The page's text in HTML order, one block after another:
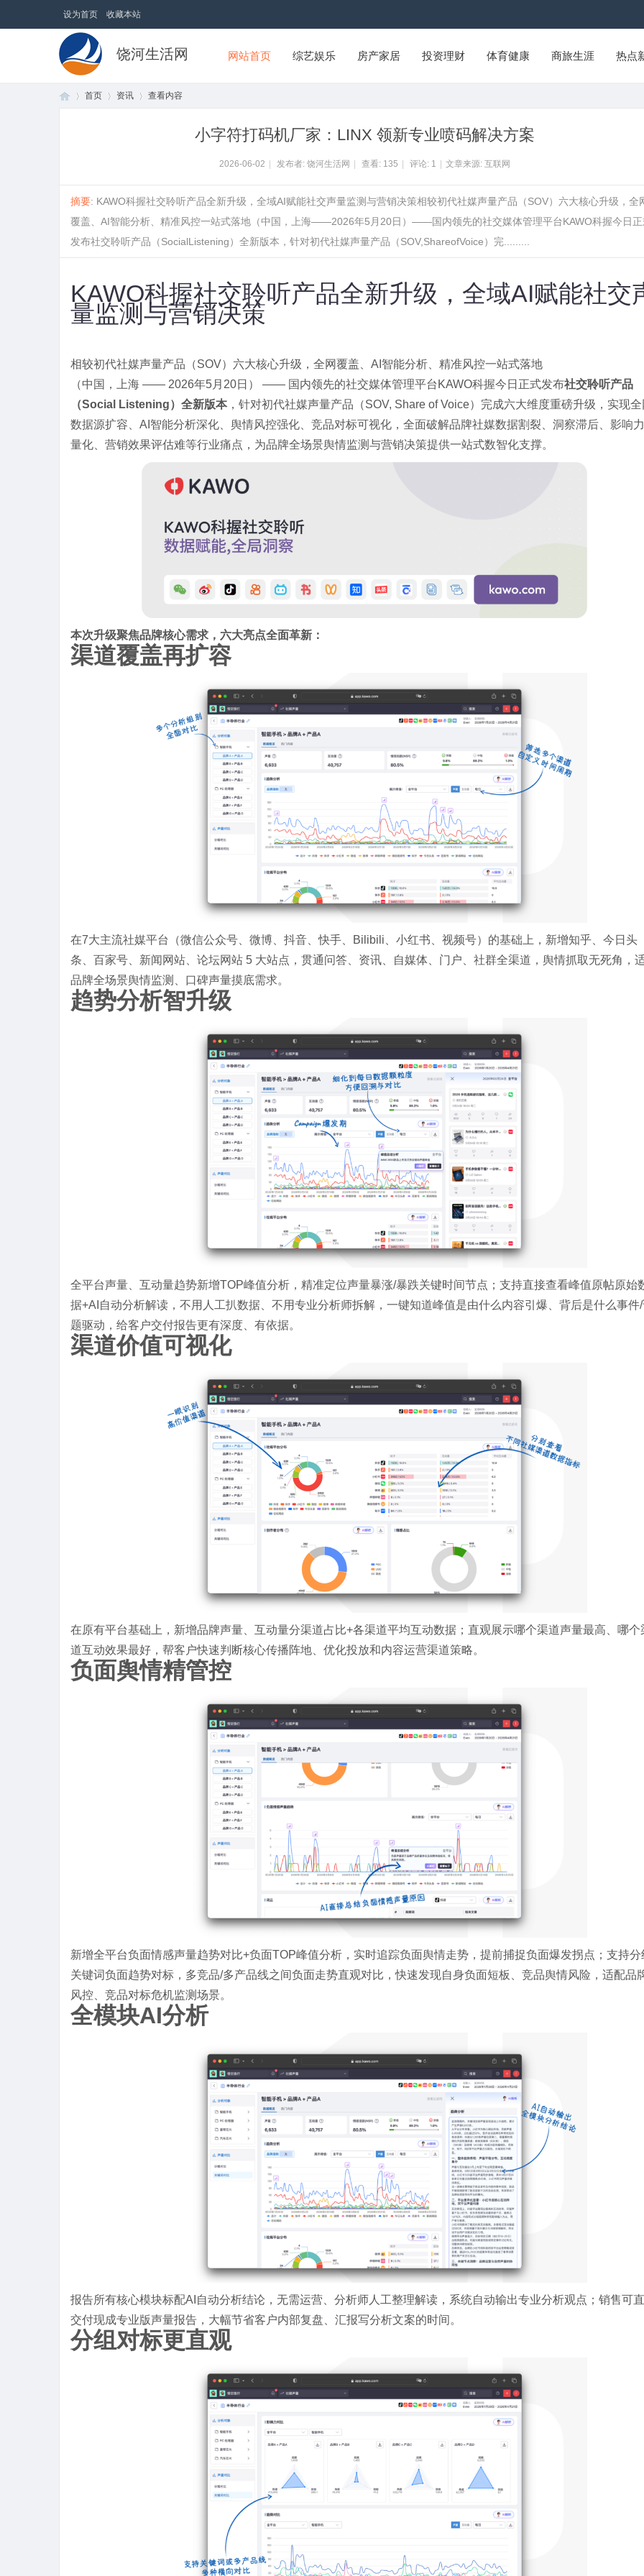
设为首页 收藏本站
饶河生活网 网站首页 综艺娱乐 房产家居 投资理财 体育健康 商旅生涯 热点
首页 资讯 查看内容
小字符打码机厂家：LINX 领新专业喷码解决方案
2026-06-02 发布者: 饶河生活网 查看: 135 评论: 1 文章来源: 互联网
摘要: KAWO科握社交聆听产品全新升级，全域AI赋能社交声量监测与营销决策相较初代社媒声量产品（SOV）六大核心升级，全
覆盖、AI智能分析、精准风控一站式落地（中国，上海——2026年5月20日）——国内领先的社交媒体管理平台KAWO科握今日
发布社交聆听产品（SocialListening）全新版本，针对初代社媒声量产品（SOV,ShareofVoice）完.........
KAWO科握社交聆听产品全新升级，全域AI赋能社交
量监测与营销决策
相较初代社媒声量产品（SOV）六大核心升级，全网覆盖、AI智能分析、精准风控一站式落地
（中国，上海 —— 2026年5月20日） —— 国内领先的社交媒体管理平台KAWO科握今日正式发布社交聆听产品
（Social Listening）全新版本，针对初代社媒声量产品（SOV, Share of Voice）完成六大维度重磅升级，实现全
数据源扩容、AI智能分析深化、舆情风控强化、竞品对标可视化，全面破解品牌社媒数据割裂、洞察滞后、影响
量化、营销效果评估难等行业痛点，为品牌全场景舆情监测与营销决策提供一站式数智化支撑。
本次升级聚焦品牌核心需求，六大亮点全面革新：
渠道覆盖再扩容
在7大主流社媒平台（微信公众号、微博、抖音、快手、Bilibili、小红书、视频号）的基础上，新增知乎、今日头
条、百家号、新闻网站、论坛网站 5 大站点，贯通问答、资讯、自媒体、门户、社群全渠道，舆情抓取无死角，
品牌全场景舆情监测、口碑声量摸底需求。
趋势分析智升级
全平台声量、互动量趋势新增TOP峰值分析，精准定位声量暴涨/暴跌关键时间节点；支持直接查看峰值原帖原始
据+AI自动分析解读，不用人工扒数据、不用专业分析师拆解，一键知道峰值是由什么内容引爆、背后是什么事件
题驱动，给客户交付报告更有深度、有依据。
渠道价值可视化
在原有平台基础上，新增品牌声量、互动量分渠道占比+各渠道平均互动数据；直观展示哪个渠道声量最高、哪个
道互动效果最好，帮客户快速判断核心传播阵地、优化投放和内容运营渠道策略。
负面舆情精管控
新增全平台负面情感声量趋势对比+负面TOP峰值分析，实时追踪负面舆情走势，提前捕捉负面爆发拐点；支持分
关键词负面趋势对标，多竞品/多产品线之间负面走势直观对比，快速发现自身负面短板、竞品舆情风险，适配品
风控、竞品对标危机监测场景。
全模块AI分析
报告所有核心模块标配AI自动分析结论，无需运营、分析师人工整理解读，系统自动输出专业分析观点；销售可
交付现成专业版声量报告，大幅节省客户内部复盘、汇报写分析文案的时间。
分组对标更直观